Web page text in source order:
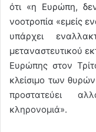
ότι «η Ευρώπη,
νοοτροπία «εμείς
υπάρχει
μεταναστευτικού
Ευρώπης στον
κλείσιμο των
προστατεύει
κληρονομιά».